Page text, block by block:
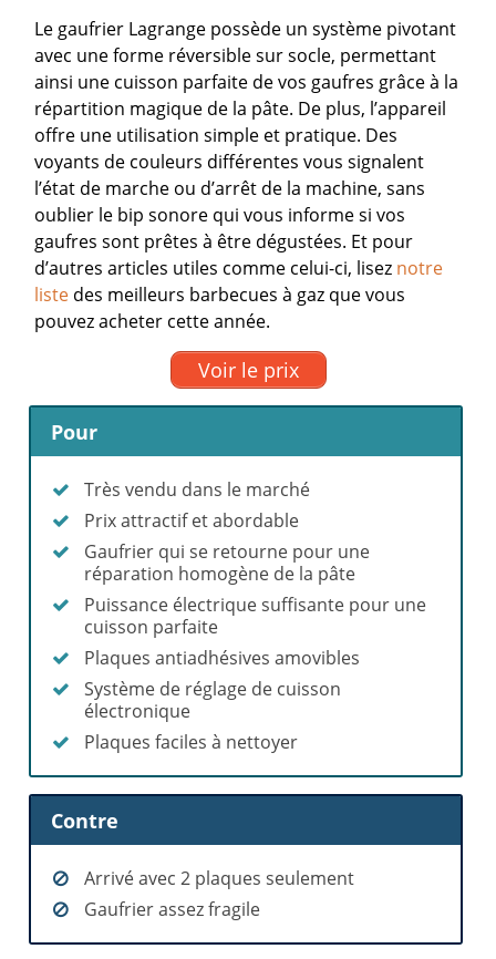
Le gaufrier Lagrange possède un système pivotant
avec une forme réversible sur socle, permettant
ainsi une cuisson parfaite de vos gaufres grâce à la
répartition magique de la pâte. De plus, l’appareil
offre une utilisation simple et pratique. Des
voyants de couleurs différentes vous signalent
l’état de marche ou d’arrêt de la machine, sans
oublier le bip sonore qui vous informe si vos
gaufres sont prêtes à être dégustées. Et pour
d’autres articles utiles comme celui-ci, lisez notre
liste des meilleurs barbecues à gaz que vous
pouvez acheter cette année.
Voir le prix
Pour
Très vendu dans le marché
Prix attractif et abordable
Gaufrier qui se retourne pour une
réparation homogène de la pâte
Puissance électrique suffisante pour une
cuisson parfaite
Plaques antiadhésives amovibles
Système de réglage de cuisson
électronique
Plaques faciles à nettoyer
Contre
Arrivé avec 2 plaques seulement
Gaufrier assez fragile